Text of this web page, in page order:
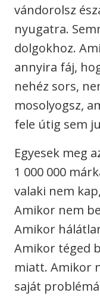
vándorolsz
nyugatra.
dolgokhoz.
annyira fáj,
nehéz sors,
mosolyogsz,
fele útig sem
Egyesek meg
1 000 000
valaki nem
Amikor nem
Amikor
Amikor téged
miatt. Amikor
saját